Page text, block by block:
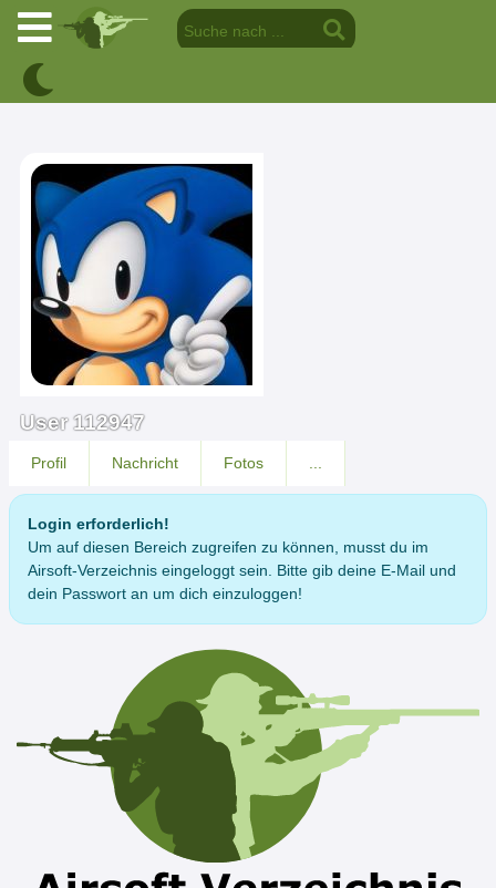
User 112947
Profil Nachricht Fotos
Login erforderlich!
Um auf diesen Bereich zugreifen zu können, musst du im
Airsoft-Verzeichnis eingeloggt sein. Bitte gib deine E-Mail und
dein Passwort an um dich einzuloggen!